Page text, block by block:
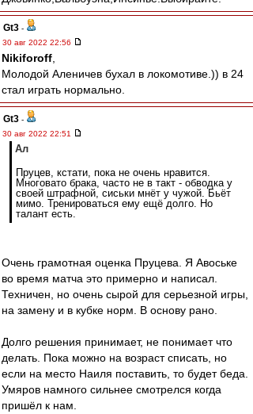
Gt3 -
30 авг 2022 22:56
Nikiforoff
Молодой Аленичев бухал в локомотиве.)) в 24
стал играть нормально.
Gt3 -
30 авг 2022 22:51
Ал
Пруцев, кстати, пока не очень нравится.
Многовато брака, часто не в такт - обводка у
своей штрафной, сиськи мнёт у чужой. Бьёт
мимо. Тренироваться ему ещё долго. Но
талант есть.
Очень грамотная оценка Пруцева. Я Авоське
во время матча это примерно и написал.
Техничен, но очень сырой для серьезной игры,
на замену и в кубке норм. В основу рано.
Долго решения принимает, не понимает что
делать. Пока можно на возраст списать, но
если на место Наиля поставить, то будет беда.
Умяров намного сильнее смотрелся когда
пришёл к нам.